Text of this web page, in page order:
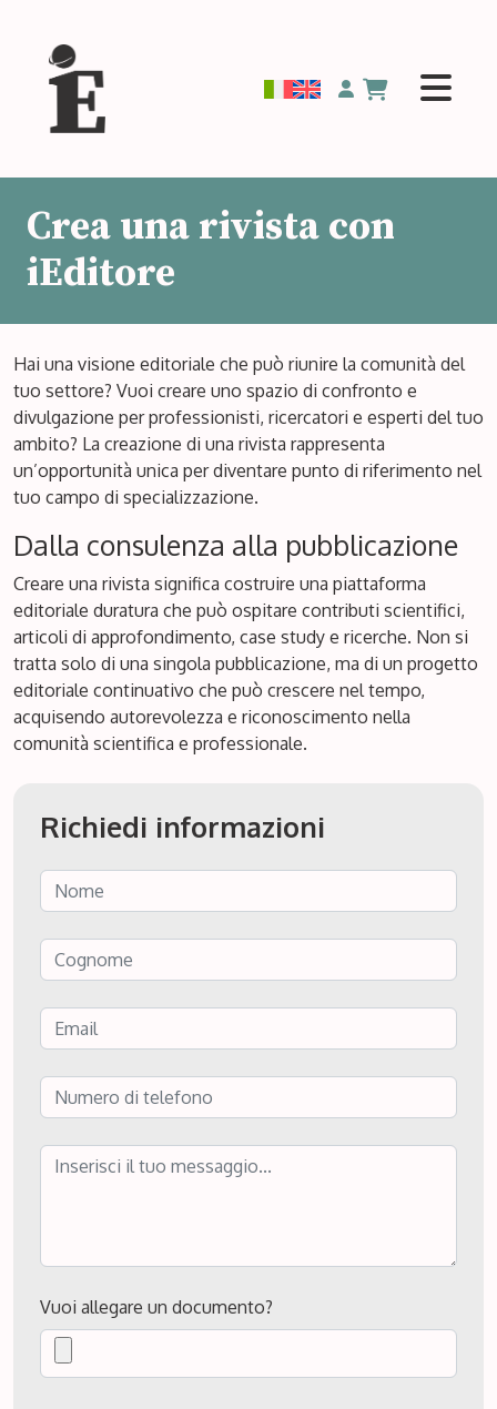
Crea una rivista con
iEditore
Hai una visione editoriale che può riunire la comunità del
tuo settore? Vuoi creare uno spazio di confronto e
divulgazione per professionisti, ricercatori e esperti del tuo
ambito? La creazione di una rivista rappresenta
un’opportunità unica per diventare punto di riferimento nel
tuo campo di specializzazione.
Dalla consulenza alla pubblicazione
Creare una rivista significa costruire una piattaforma
editoriale duratura che può ospitare contributi scientifici,
articoli di approfondimento, case study e ricerche. Non si
tratta solo di una singola pubblicazione, ma di un progetto
editoriale continuativo che può crescere nel tempo,
acquisendo autorevolezza e riconoscimento nella
comunità scientifica e professionale.
Richiedi informazioni
Vuoi allegare un documento?